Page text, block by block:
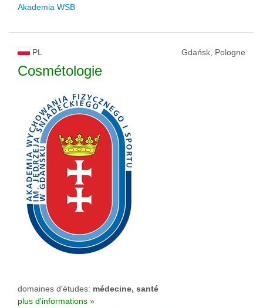
Akademia WSB
PL Gdańsk, Pologne
Cosmétologie
domaines d'études: médecine, santé
plus d'informations »